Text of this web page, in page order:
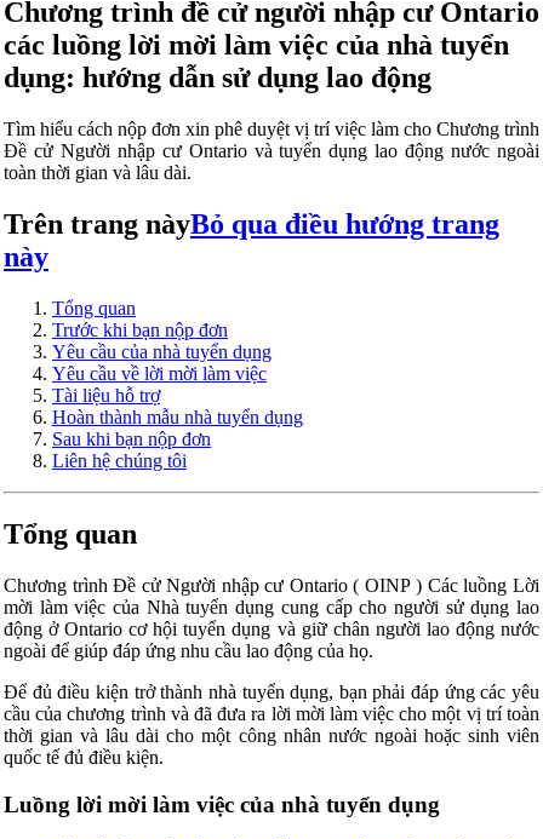
Chương trình đề cử người nhập cư Ontario
các luồng lời mời làm việc của nhà tuyển
dụng: hướng dẫn sử dụng lao động
Tìm hiểu cách nộp đơn xin phê duyệt vị trí việc làm cho Chương trình
Đề cử Người nhập cư Ontario và tuyển dụng lao động nước ngoài
toàn thời gian và lâu dài.
Trên trang nàyBỏ qua điều hướng trang
này
Tổng quan
Trước khi bạn nộp đơn
Yêu cầu của nhà tuyển dụng
Yêu cầu về lời mời làm việc
Tài liệu hỗ trợ
Hoàn thành mẫu nhà tuyển dụng
Sau khi bạn nộp đơn
Liên hệ chúng tôi
Tổng quan
Chương trình Đề cử Người nhập cư Ontario ( OINP) Các luồng Lời
mời làm việc của Nhà tuyển dụng cung cấp cho người sử dụng lao
động ở Ontario cơ hội tuyển dụng và giữ chân người lao động nước
ngoài để giúp đáp ứng nhu cầu lao động của họ.
Để đủ điều kiện trở thành nhà tuyển dụng, bạn phải đáp ứng các yêu
cầu của chương trình và đã đưa ra lời mời làm việc cho một vị trí toàn
thời gian và lâu dài cho một công nhân nước ngoài hoặc sinh viên
quốc tế đủ điều kiện.
Luồng lời mời làm việc của nhà tuyển dụng